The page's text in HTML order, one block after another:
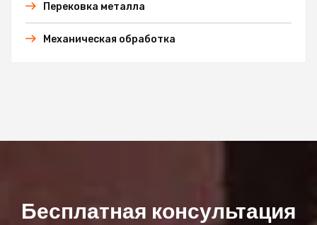
Перековка металла
Механическая обработка
Бесплатная консультация